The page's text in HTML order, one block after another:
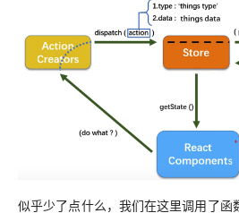
似乎少了点什么，我们在这里调用了函